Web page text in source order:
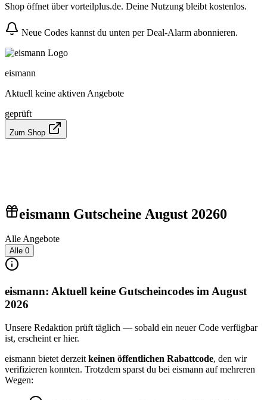
Shop öffnet über vorteilplus.de. Deine Nutzung bleibt kostenlos.
Neue Codes kannst du unten per Deal-Alarm abonnieren.
eismann
Aktuell keine aktiven Angebote
geprüft
Zum Shop
eismann Gutscheine August 20260
Alle Angebote
Alle 0
eismann: Aktuell keine Gutscheincodes im August
2026
Unsere Redaktion prüft täglich — sobald ein neuer Code verfügbar
ist, erscheint er hier.
eismann bietet derzeit keinen öffentlichen Rabattcode, den wir
verifizieren konnten. Trotzdem sparst du bei eismann auf mehreren
Wegen: